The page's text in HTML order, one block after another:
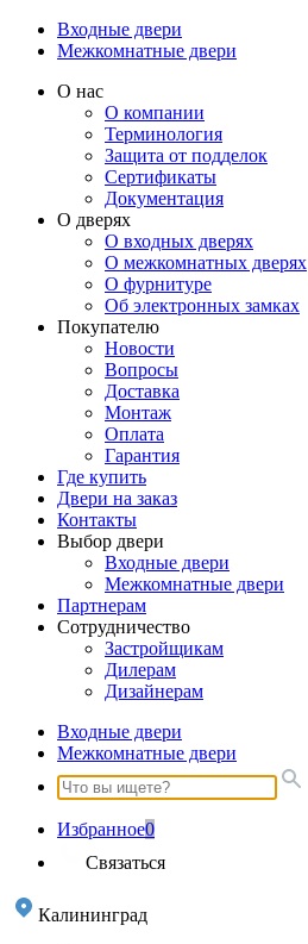
Входные двери
Межкомнатные двери
О нас
О компании
Терминология
Защита от подделок
Сертификаты
Документация
О дверях
О входных дверях
О межкомнатных дверях
О фурнитуре
Об электронных замках
Покупателю
Новости
Вопросы
Доставка
Монтаж
Оплата
Гарантия
Где купить
Двери на заказ
Контакты
Выбор двери
Входные двери
Межкомнатные двери
Партнерам
Сотрудничество
Застройщикам
Дилерам
Дизайнерам
Входные двери
Межкомнатные двери
Избранное0
Связаться
Калининград